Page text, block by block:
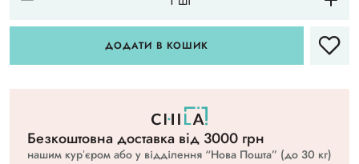
ДОДАТИ В КОШИК
Безкоштовна доставка вiд 3000 грн
нашим курʼєром або у відділення “Нова Пошта” (до 30 кг)